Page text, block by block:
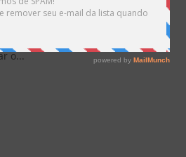
na região Nordeste do
pela cidade de Fortaleza (CE)
o...